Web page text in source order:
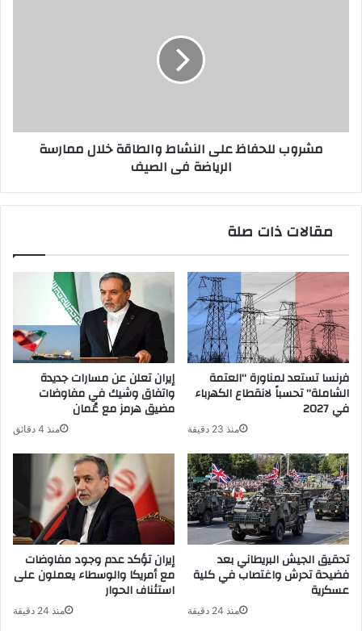
فى
الصيفمشروب للحفاظ على النشاط والطاقة خلال ممارسة
الرياضة فى الصيف
مقالات ذات صلة
إيران تعلن عن مسارات جديدة
واتفاق وشيك في مفاوضات
مضيق هرمز مع عُمان
منذ 4 دقائق
فرنسا تستعد لمناورة “العتمة
الشاملة” تحسباً لانقطاع الكهرباء
في 2027
منذ 23 دقيقة
إيران تؤكد عدم وجود مفاوضات
مع أمريكا والوسطاء يعملون على
استئناف الحوار
منذ 24 دقيقة
تحقيق الجيش البريطاني بعد
فضيحة تحرش واغتصاب في كلية
عسكرية
منذ 24 دقيقة